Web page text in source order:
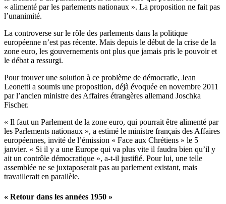
« alimenté par les parlements nationaux ». La proposition ne fait pas
l’unanimité.
La controverse sur le rôle des parlements dans la politique
européenne n’est pas récente. Mais depuis le début de la crise de la
zone euro, les gouvernements ont plus que jamais pris le pouvoir et
le débat a ressurgi.
Pour trouver une solution à ce problème de démocratie, Jean
Leonetti a soumis une proposition, déjà évoquée en novembre 2011
par l’ancien ministre des Affaires étrangères allemand Joschka
Fischer.
« Il faut un Parlement de la zone euro, qui pourrait être alimenté par
les Parlements nationaux », a estimé le ministre français des Affaires
européennes, invité de l’émission « Face aux Chrétiens » le 5
janvier. « Si il y a une Europe qui va plus vite il faudra bien qu’il y
ait un contrôle démocratique », a-t-il justifié. Pour lui, une telle
assemblée ne se juxtaposerait pas au parlement existant, mais
travaillerait en parallèle.
« Retour dans les années 1950 »